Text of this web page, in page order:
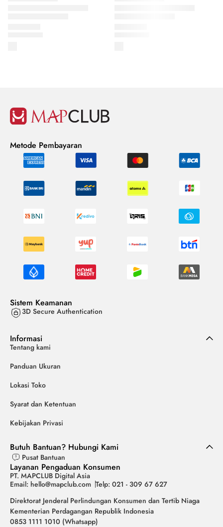
Metode Pembayaran
Sistem Keamanan
3D Secure Authentication
Informasi
Tentang kami
Panduan Ukuran
Lokasi Toko
Syarat dan Ketentuan
Kebijakan Privasi
Butuh Bantuan? Hubungi Kami
Pusat Bantuan
Layanan Pengaduan Konsumen
PT. MAPCLUB Digital Asia
Email: hello@mapclub.com Telp: 021 - 309 67 627
Direktorat Jenderal Perlindungan Konsumen dan Tertib Niaga
Kementerian Perdagangan Republik Indonesia
0853 1111 1010 (Whatsapp)